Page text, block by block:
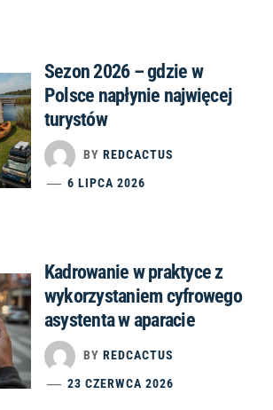
Sezon 2026 – gdzie w
Polsce napłynie najwięcej
turystów
BY REDCACTUS
6 LIPCA 2026
Kadrowanie w praktyce z
wykorzystaniem cyfrowego
asystenta w aparacie
BY REDCACTUS
23 CZERWCA 2026